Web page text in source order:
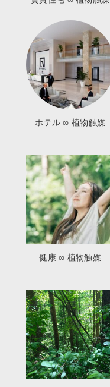
ホテル ∞ 植物触媒
健康 ∞ 植物触媒